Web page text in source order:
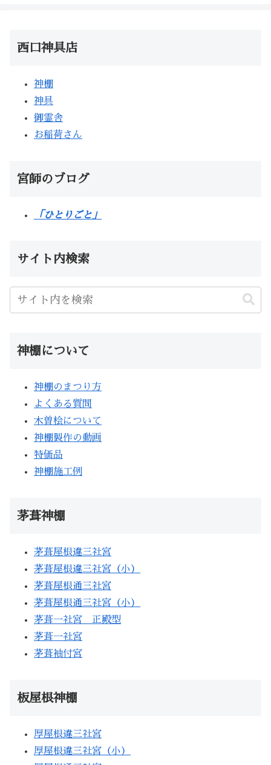
西口神具店
神棚
神具
御霊舎
お稲荷さん
宮師のブログ
「ひとりごと」
サイト内検索
神棚について
神棚のまつり方
よくある質問
木曽桧について
神棚製作の動画
特価品
神棚施工例
茅葺神棚
茅葺屋根違三社宮
茅葺屋根違三社宮（小）
茅葺屋根通三社宮
茅葺屋根通三社宮（小）
茅葺一社宮 正殿型
茅葺一社宮
茅葺袖付宮
板屋根神棚
厚屋根違三社宮
厚屋根違三社宮（小）